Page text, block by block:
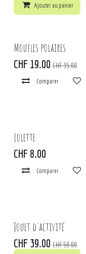
Ajouter au panier
Moufles polaires
CHF 19.00 CHF35.00
Comparer
Lolette
CHF 8.00
Comparer
Jouet d'activité
CHF 39.00 CHF59.00